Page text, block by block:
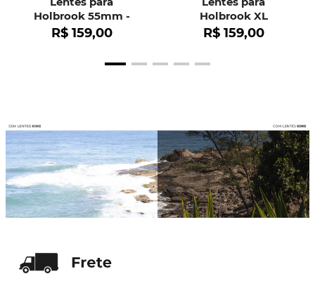
Holbrook 55mm -
OO9102
R$ 159,00
Holbrook XL
R$ 159,00